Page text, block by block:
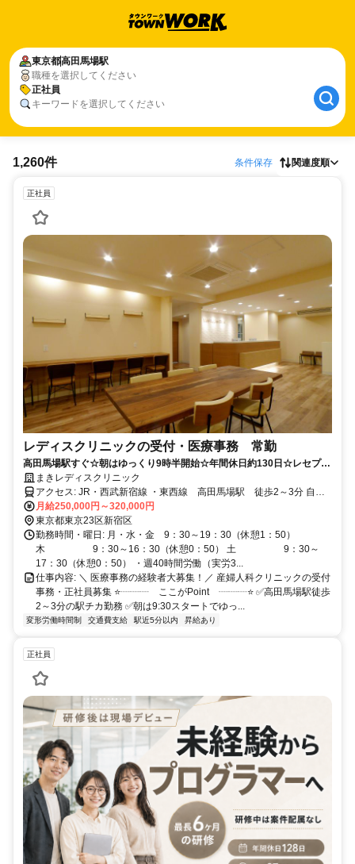
東京都高田馬場駅
職種を選択してください
正社員
キーワードを選択してください
1,260件 条件保存 関連度順
正社員
レディスクリニックの受付・医療事務 常勤
高田馬場駅すぐ☆朝はゆっくり9時半開始☆年間休日約130日☆レセプト
経験者募集！
まきレディスクリニック
アクセス: JR・西武新宿線 ・東西線 高田馬場駅 徒歩2～3分 自転
車通勤OK 駐輪場あり
月給250,000円～320,000円
東京都東京23区新宿区
勤務時間・曜日: 月・水・金 9：30～19：30（休憩1：50）
木 9：30～16：30（休憩0：50） 土 9：30～
17：30（休憩0：50） ・週40時間労働（実労3...
仕事内容: ＼ 医療事務の経験者大募集！／ 産婦人科クリニックの受付
事務・正社員募集 ⭐┈┈┈ ここがPoint ┈┈┈⭐ ✅高田馬場駅徒歩
2～3分の駅チカ勤務 ✅朝は9:30スタートでゆっ...
変形労働時間制 交通費支給 駅近5分以内 昇給あり
正社員